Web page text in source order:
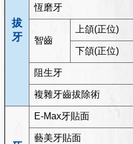
拔
牙
恆磨牙
智齒
上頜(正位)
下頜(正位)
阻生牙
複雜牙齒拔除術
E-Max牙貼面
藝美牙貼面